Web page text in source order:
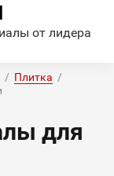
от лидера
  /
Плитка
  /
для